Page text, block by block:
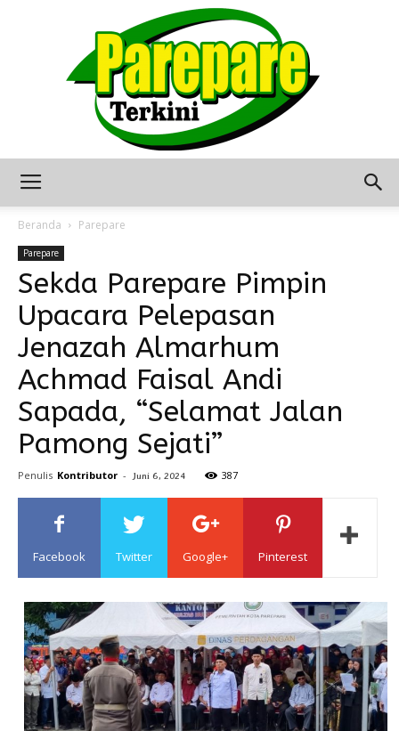
Terkini
Seputar
Sulawesi
Beranda Parepare
Parepare
Sekda Parepare Pimpin
Upacara Pelepasan
Jenazah Almarhum
Achmad Faisal Andi
Sapada, “Selamat Jalan
Pamong Sejati”
Penulis Kontributor - Juni 6, 2024 387
Facebook Twitter Google+ Pinterest